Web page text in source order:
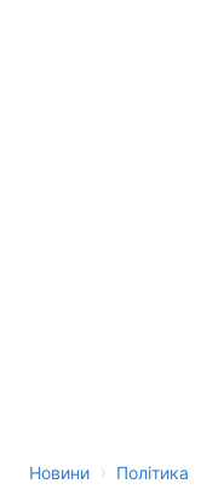
Новини › Політика